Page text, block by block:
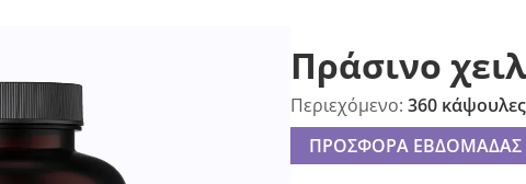
Πράσινο
Περιεχόμενο: 360 κάψουλες
ΠΡΟΣΦΟΡΑ ΕΒΔΟΜΑΔΑΣ